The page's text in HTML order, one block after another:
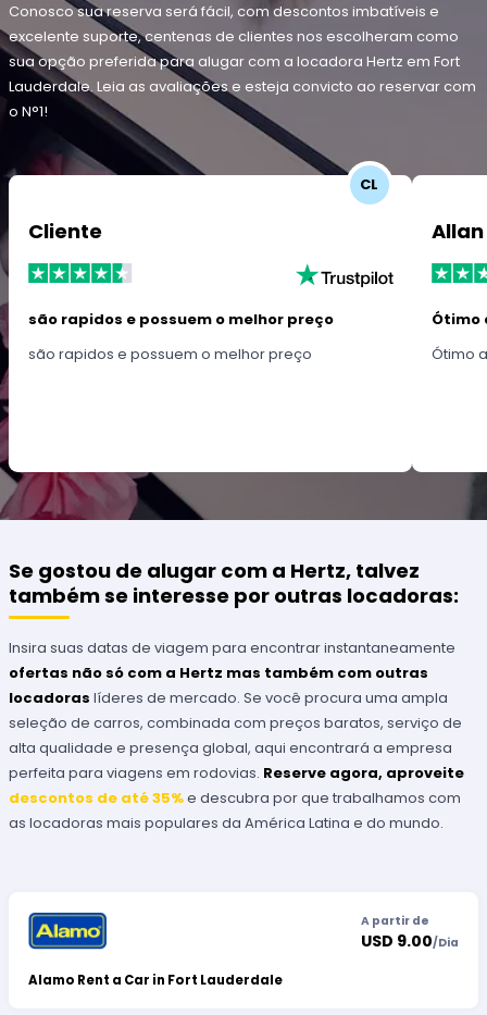
Conosco sua reserva será fácil, com descontos imbatíveis e
excelente suporte, centenas de clientes nos escolheram como
sua opção preferida para alugar com a locadora Hertz em Fort
Lauderdale. Leia as avaliações e esteja convicto ao reservar com
o N°1!
CL
Cliente
são rapidos e possuem o melhor preço
são rapidos e possuem o melhor preço
Allan
Ótimo
Ótimo
Se gostou de alugar com a Hertz, talvez
também se interesse por outras locadoras:
Insira suas datas de viagem para encontrar instantaneamente
ofertas não só com a Hertz mas também com outras
locadoras líderes de mercado. Se você procura uma ampla
seleção de carros, combinada com preços baratos, serviço de
alta qualidade e presença global, aqui encontrará a empresa
perfeita para viagens em rodovias. Reserve agora, aproveite
descontos de até 35%e descubra por que trabalhamos com
as locadoras mais populares da América Latina e do mundo.
Alamo Rent a Car in Fort Lauderdale
A partir de
USD 9.00/Dia